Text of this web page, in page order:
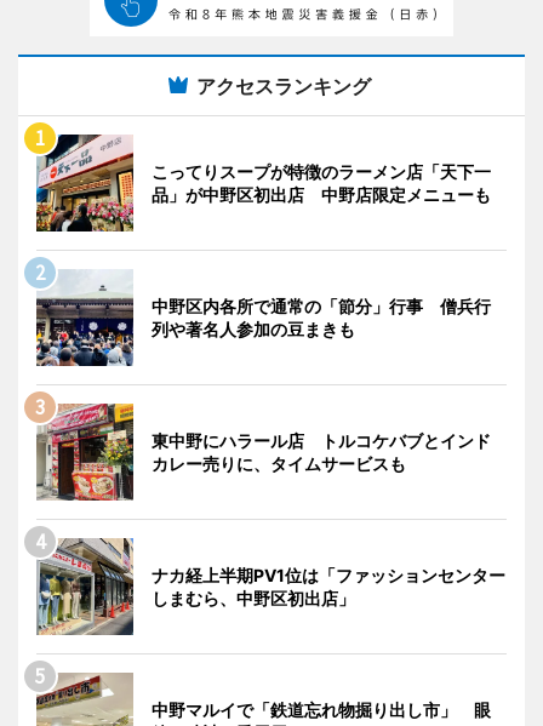
アクセスランキング
こってりスープが特徴のラーメン店「天下一
品」が中野区初出店 中野店限定メニューも
中野区内各所で通常の「節分」行事 僧兵行
列や著名人参加の豆まきも
東中野にハラール店 トルコケバブとインド
カレー売りに、タイムサービスも
ナカ経上半期PV1位は「ファッションセンター
しまむら、中野区初出店」
中野マルイで「鉄道忘れ物掘り出し市」 眼